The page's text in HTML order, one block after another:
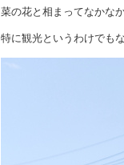
菜の花と相まってなかな
特に観光というわけでも